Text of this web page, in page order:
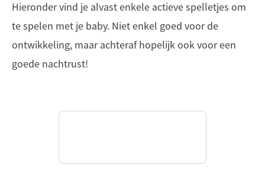
Hieronder vind je alvast enkele actieve spelletjes om
te spelen met je baby. Niet enkel goed voor de
ontwikkeling, maar achteraf hopelijk ook voor een
goede nachtrust!